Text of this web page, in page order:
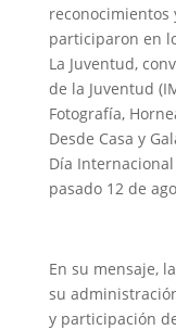
reconocimientos
participaron en
La Juventud,
de la Juventud
Fotografía,
Desde Casa y
Día
pasado 12 de
En su mensaje,
su
y participación